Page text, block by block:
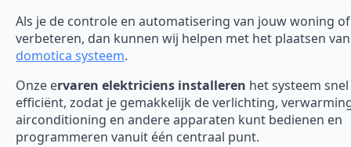
Als je de controle en automatisering van jouw woning
verbeteren, dan kunnen wij helpen met het plaatsen
domotica systeem.
Onze ervaren elektriciens installeren het systeem
efficiënt, zodat je gemakkelijk de verlichting,
airconditioning en andere apparaten kunt bedienen en
programmeren vanuit één centraal punt.